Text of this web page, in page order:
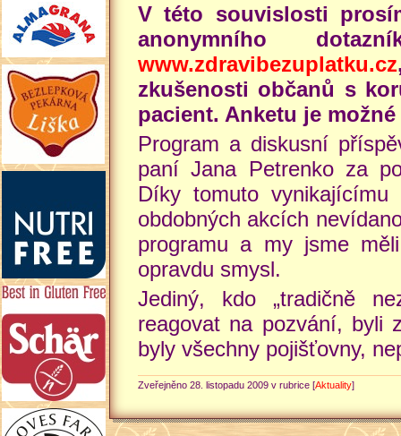
V této souvislosti
anonymního
www.zdravibezuplatku.cz
zkušenosti občanů s
pacient. Anketu je
Program a diskusní
paní Jana Petrenko za
Díky tomuto
obdobných akcích
programu a my jsme
opravdu smysl.
Jediný, kdo „tradičně
reagovat na pozvání, byli
byly všechny pojišťovny,
Zveřejněno 28. listopadu 2009 v rubrice [Aktuality]